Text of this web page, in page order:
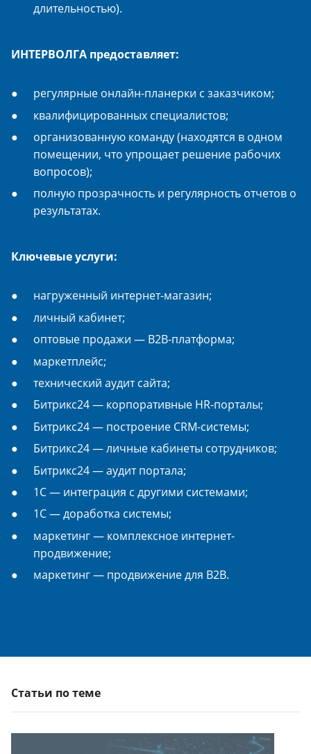
длительностью).
ИНТЕРВОЛГА предоставляет:
регулярные онлайн-планерки с заказчиком;
квалифицированных специалистов;
организованную команду (находятся в одном
помещении, что упрощает решение рабочих
вопросов);
полную прозрачность и регулярность отчетов о
результатах.
Ключевые услуги:
нагруженный интернет-магазин;
личный кабинет;
оптовые продажи — B2B-платформа;
маркетплейс;
технический аудит сайта;
Битрикс24 — корпоративные HR-порталы;
Битрикс24 — построение CRM-системы;
Битрикс24 — личные кабинеты сотрудников;
Битрикс24 — аудит портала;
1С — интеграция с другими системами;
1С — доработка системы;
маркетинг — комплексное интернет-
продвижение;
маркетинг — продвижение для B2B.
Статьи по теме